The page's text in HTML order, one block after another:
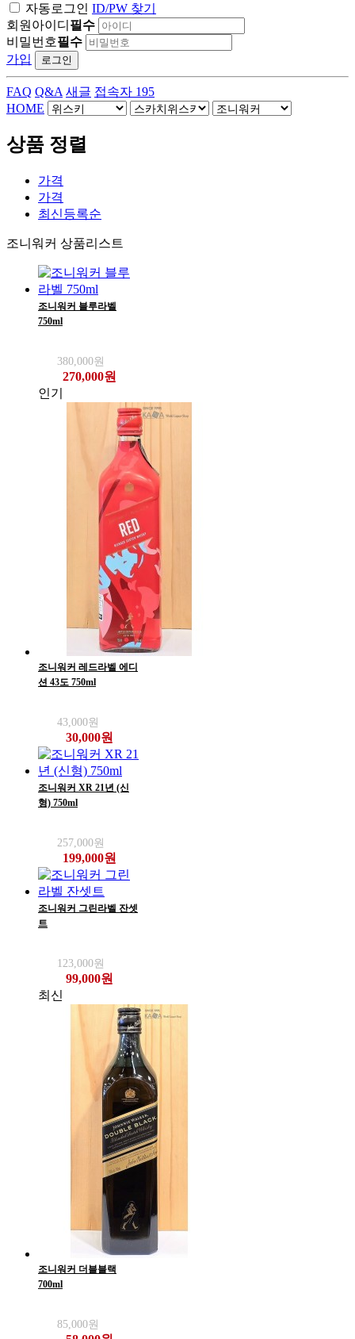
자동로그인 ID/PW 찾기
회원아이디 필수
비밀번호필수
가입
로그인
FAQ Q&A 새글 접속자 195
HOME
상품 정렬
가격
가격
최신등록순
조니워커 상품리스트
조니워커 블루라벨
750ml
380,000원
270,000원
인기
조니워커 레드라벨 에디
션 43도 750ml
43,000원
30,000원
조니워커 XR 21년 (신
형) 750ml
257,000원
199,000원
조니워커 그린라벨 잔셋
트
123,000원
99,000원
최신
조니워커 더블블랙
700ml
85,000원